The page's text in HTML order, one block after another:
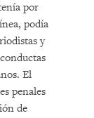
por
podía
y
El
penales
de